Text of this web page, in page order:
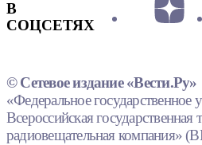
В
СОЦСЕТЯХ
© Сетевое издание «Вести.Ру»
«Федеральное государственное
Всероссийская государственная
радиовещательная компания»